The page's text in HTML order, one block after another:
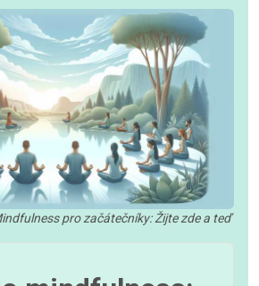
pro začátečníky: Žijte zde a teď